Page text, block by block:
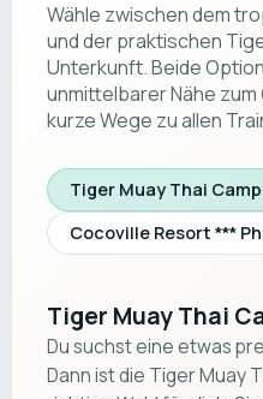
Wähle zwischen dem
und der praktischen
Unterkunft. Beide
unmittelbarer Nähe
kurze Wege zu allen
Tiger Muay Thai
Cocoville Resort ***
Tiger Muay Thai
Du suchst eine etwas
Dann ist die Tiger Muay